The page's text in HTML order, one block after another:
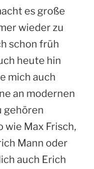
es große
wieder zu
schon früh
heute hin
mich auch
an modernen
gehören
wie Max Frisch,
Mann oder
auch Erich